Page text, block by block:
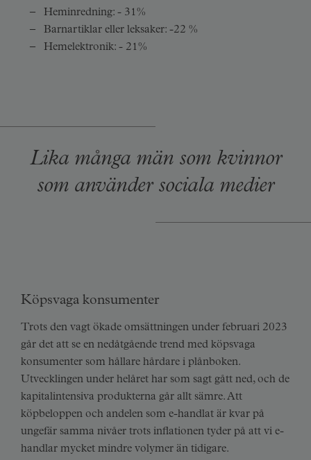
Heminredning: - 31%
Barnartiklar eller leksaker: -22 %
Hemelektronik: - 21%
Lika många män som kvinnor
som använder sociala medier
Köpsvaga konsumenter
Trots den vagt ökade omsättningen under februari 2023
går det att se en nedåtgående trend med köpsvaga
konsumenter som hållare hårdare i plånboken.
Utvecklingen under helåret har som sagt gått ned, och de
kapitalintensiva produkterna går allt sämre. Att
köpbeloppen och andelen som e-handlat är kvar på
ungefär samma nivåer trots inflationen tyder på att vi e-
handlar mycket mindre volymer än tidigare.